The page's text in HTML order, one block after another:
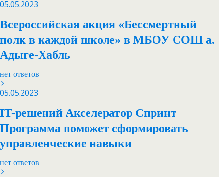
05.05.2023
Всероссийская акция «Бессмертный
полк в каждой школе» в МБОУ СОШ а.
Адыге-Хабль
нет ответов
05.05.2023
IT-решений Акселератор Спринт
Программа поможет сформировать
управленческие навыки
нет ответов